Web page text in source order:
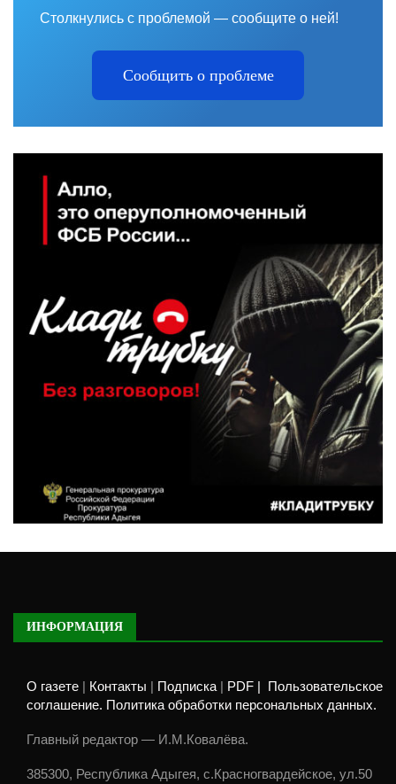
Столкнулись с проблемой — сообщите о ней!
Сообщить о проблеме
ИНФОРМАЦИЯ
О газете Контакты Подписка PDF |
Пользовательское
соглашение. Политика обработки персональных данных.
Главный редактор — И.М.Ковалёва.
385300, Республика Адыгея, с.Красногвардейское, ул.50